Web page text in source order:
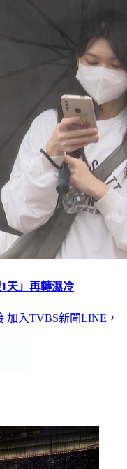
天」再轉濕冷
加入TVBS新聞LINE，